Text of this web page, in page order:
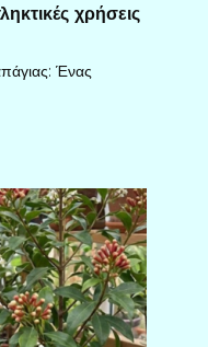
χρήσεις
Ένας